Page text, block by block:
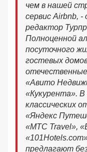
чем в нашей
сервис Airbnb,
редактор
Полноценной
посуточного
гостевых
«Авито
«Кукурента».
классических
«Яндекс
«МТС Travel»,
предлагают